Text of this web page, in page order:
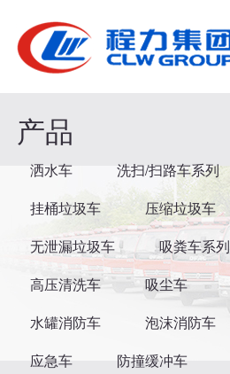
关于我们
企业简介
购车流程
企业文化
服务承诺
联系我们
新闻资讯
企业新闻
技术资料
行业动态
客户案例
产品中心
洒水车
洗扫/扫路车系列
勾臂垃圾车
挂桶垃圾车
压缩垃圾车
餐厨垃圾车
无泄漏垃圾车
吸粪车系列
产品
洒水车 洗扫/扫路车系列
挂桶垃圾车
压缩垃圾车
无泄漏垃圾车
吸粪车系列
高压清洗车
吸尘车
水罐消防车
泡沫消防车
应急车
防撞缓冲车